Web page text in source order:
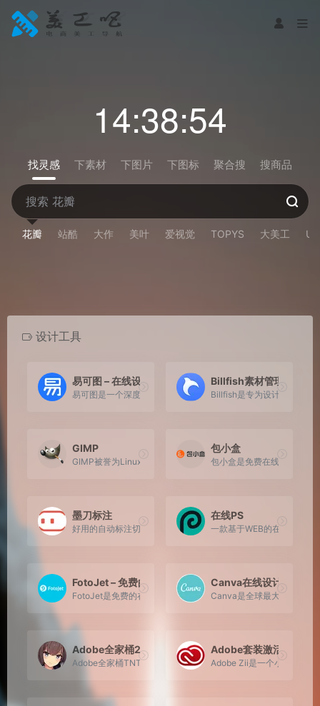
14:38:54
找灵感 下素材 下图片 下图标 聚合搜 搜商品
花瓣 站酷 大作 美叶 爱视觉 TOPYS 大美工 UI
设计工具
易可图 – 在线设计平台
易可图是一个深度服务于电商行业的在线设计平台。它通过提供
Billfish素材管理工具
Billfish是专为设计师打造的
GIMP
GIMP被誉为Linux下处理图像的法宝，是Linux下的Photoshop。
包小盒
包小盒是免费在线的在线包
墨刀标注
好用的自动标注切图，快速交互设计神器
在线PS
一款基于WEB的在线
FotoJet – 免费的在线拼图软件
FotoJet是免费的在线图片编辑器，拼图软件和平面设计软件。
Canva在线设计
Canva是全球最大的在线平
Adobe全家桶2020破解版
Adobe全家桶TNT破解版，微博关注后，置顶微博可见下载链接
Adobe套装激活工具
Adobe Zii是一个小巧而实